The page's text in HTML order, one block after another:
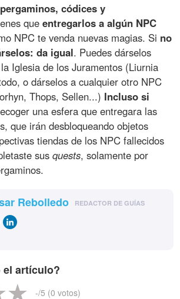
pergaminos, códices y
queentregarlos a algún NPC
NPC te venda nuevas magias. Si no
da igual. Puedes dárselos
Iglesia de los Juramentos (Liurnia
o dárselos a cualquier otro NPC
Thops, Sellen...) Incluso si
una esfera que entregara las
que irán desbloqueando objetos
tiendas de los NPC fallecidos
susquests, solamente por
Rebolledo REDACTOR DE GUÍAS
el artículo?
-/5 (0 votos)